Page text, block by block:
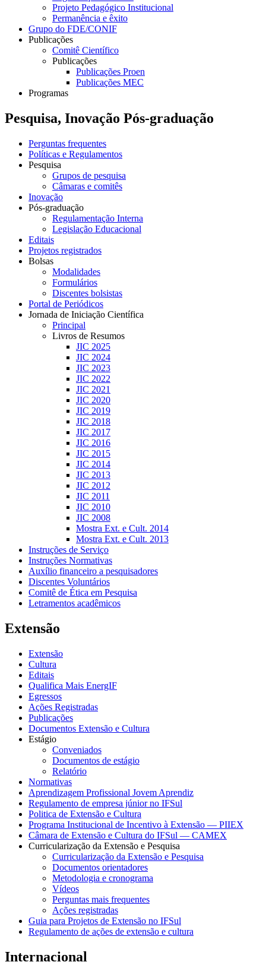
Projeto Pedagógico Institucional
Permanência e êxito
Grupo do FDE/CONIF
Publicações
Comitê Científico
Publicações
Publicações Proen
Publicações MEC
Programas
Pesquisa, Inovação Pós-graduação
Perguntas frequentes
Políticas e Regulamentos
Pesquisa
Grupos de pesquisa
Câmaras e comitês
Inovação
Pós-graduação
Regulamentação Interna
Legislação Educacional
Editais
Projetos registrados
Bolsas
Modalidades
Formulários
Discentes bolsistas
Portal de Periódicos
Jornada de Iniciação Científica
Principal
Livros de Resumos
JIC 2025
JIC 2024
JIC 2023
JIC 2022
JIC 2021
JIC 2020
JIC 2019
JIC 2018
JIC 2017
JIC 2016
JIC 2015
JIC 2014
JIC 2013
JIC 2012
JIC 2011
JIC 2010
JIC 2008
Mostra Ext. e Cult. 2014
Mostra Ext. e Cult. 2013
Instruções de Serviço
Instruções Normativas
Auxílio financeiro a pesquisadores
Discentes Voluntários
Comitê de Ética em Pesquisa
Letramentos acadêmicos
Extensão
Extensão
Cultura
Editais
Qualifica Mais EnergIF
Egressos
Ações Registradas
Publicações
Documentos Extensão e Cultura
Estágio
Conveniados
Documentos de estágio
Relatório
Normativas
Aprendizagem Profissional Jovem Aprendiz
Regulamento de empresa júnior no IFSul
Politica de Extensão e Cultura
Programa Institucional de Incentivo à Extensão — PIIEX
Câmara de Extensão e Cultura do IFSul — CAMEX
Curricularização da Extensão e Pesquisa
Curricularização da Extensão e Pesquisa
Documentos orientadores
Metodologia e cronograma
Vídeos
Perguntas mais frequentes
Ações registradas
Guia para Projetos de Extensão no IFSul
Regulamento de ações de extensão e cultura
Internacional